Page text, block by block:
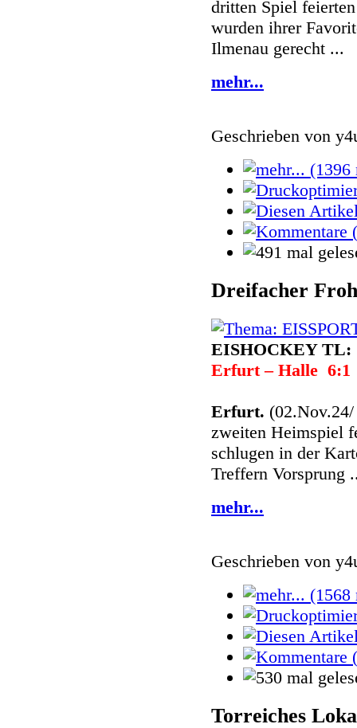
dritten Spiel
wurden ihrer
Ilmenau gerecht ...
mehr...
Geschrieben von
Dreifacher
EISHOCKEY TL:
Erfurt – Halle 6:1
Erfurt.
zweiten Heimspiel
schlugen in der
Treffern Vorsprung
mehr...
Geschrieben von
Torreiches